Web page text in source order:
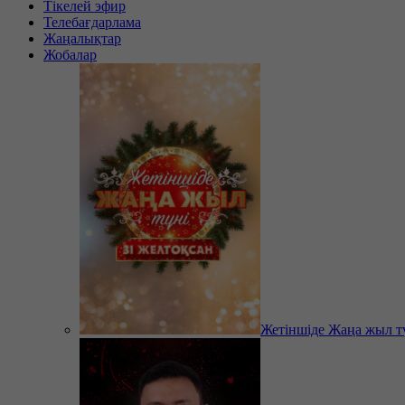
Тікелей эфир
Телебағдарлама
Жаңалықтар
Жобалар
Жетіншіде Жаңа жыл